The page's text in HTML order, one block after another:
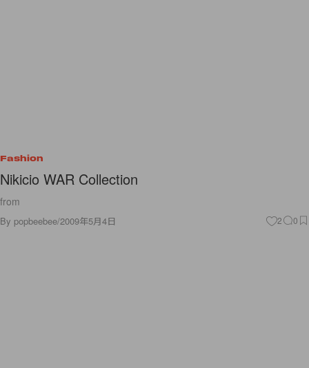
Fashion
Nikicio WAR Collection
from
By popbeebee/2009年5月4日 2 0